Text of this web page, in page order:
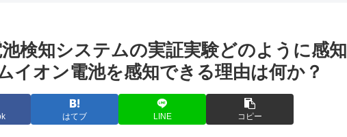
検知システムの実証実験どのように感知
イオン電池を感知できる理由は何か？
はてブ LINE コピー